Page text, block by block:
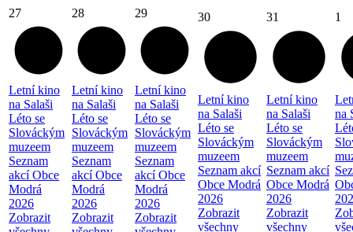
27
Letní kino
na Salaši
Léto se
Slováckým
muzeem
Seznam
akcí Obce
Modrá
2026
Zobrazit
28
Letní kino
na Salaši
Léto se
Slováckým
muzeem
Seznam
akcí Obce
Modrá
2026
Zobrazit
29
Letní kino
na Salaši
Léto se
Slováckým
muzeem
Seznam
akcí Obce
Modrá
2026
Zobrazit
30
Letní kino
na Salaši
Léto se
Slováckým
muzeem
Seznam akcí
Obce Modrá
2026
Zobrazit
všechny
31
Letní kino
na Salaši
Léto se
Slováckým
muzeem
Seznam akcí
Obce Modrá
2026
Zobrazit
všechny
1
na